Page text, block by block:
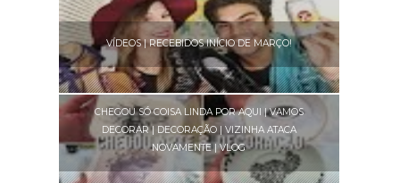
VÍDEOS | RECEBIDOS INÍCIO DE MARÇO!
CHEGOU SÓ COISA LINDA POR AQUI | VAMOS
DECORAR | DECORAÇÃO | VIZINHA ATACA
NOVAMENTE | VLOG